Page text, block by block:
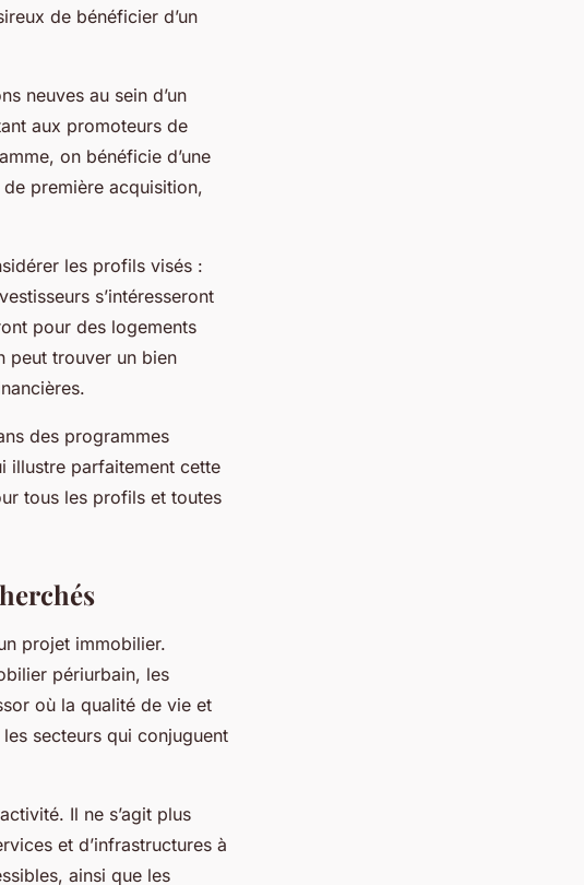
de bénéficier d’un
neuves au sein d’un
aux promoteurs de
on bénéficie d’une
première acquisition,
les profils visés :
s’intéresseront
pour des logements
peut trouver un bien
des programmes
illustre parfaitement cette
tous les profils et toutes
projet immobilier.
périurbain, les
où la qualité de vie et
secteurs qui conjuguent
Il ne s’agit plus
et d’infrastructures à
ainsi que les